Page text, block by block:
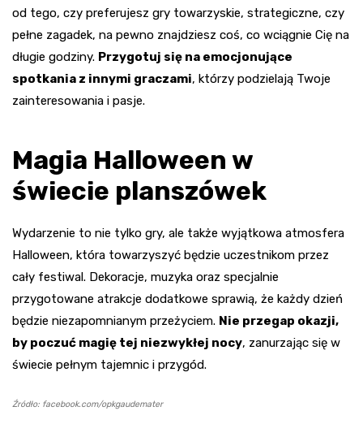
od tego, czy preferujesz gry towarzyskie, strategiczne, czy
pełne zagadek, na pewno znajdziesz coś, co wciągnie Cię na
długie godziny. Przygotuj się na emocjonujące
spotkania z innymi graczami, którzy podzielają Twoje
zainteresowania i pasje.
Magia Halloween w
świecie planszówek
Wydarzenie to nie tylko gry, ale także wyjątkowa atmosfera
Halloween, która towarzyszyć będzie uczestnikom przez
cały festiwal. Dekoracje, muzyka oraz specjalnie
przygotowane atrakcje dodatkowe sprawią, że każdy dzień
będzie niezapomnianym przeżyciem. Nie przegap okazji,
by poczuć magię tej niezwykłej nocy, zanurzając się w
świecie pełnym tajemnic i przygód.
Źródło: facebook.com/opkgaudemater